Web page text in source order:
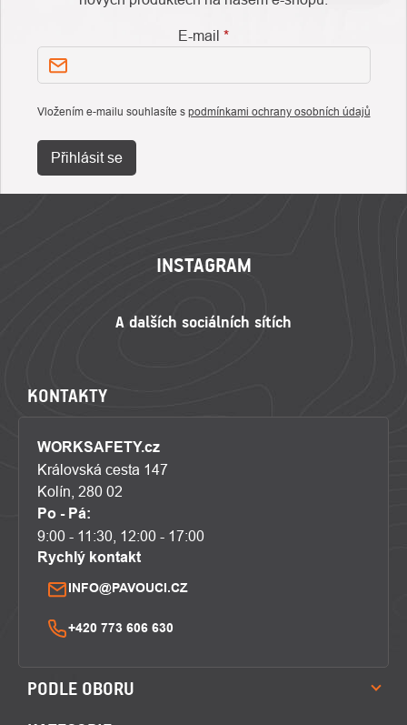
E-mail
Vložením e-mailu souhlasíte s podmínkami ochrany osobních údajů
Přihlásit se
INSTAGRAM
KONTAKTY
WORKSAFETY.cz
Královská cesta 147
Kolín, 280 02
Po - Pá:
9:00 - 11:30, 12:00 - 17:00
Rychlý kontakt
INFO@PAVOUCI.CZ
+420 773 606 630
PODLE OBORU